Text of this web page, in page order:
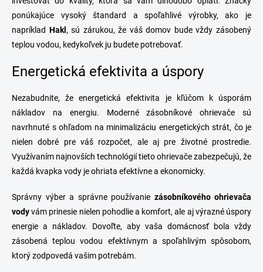
ponúkajúce vysoký štandard a spoľahlivé výrobky, ako je
napríklad Hakl, sú zárukou, že váš domov bude vždy zásobený
teplou vodou, kedykoľvek ju budete potrebovať.
Energetická efektivita a úspory
Nezabudnite, že energetická efektivita je kľúčom k úsporám
nákladov na energiu. Moderné zásobníkové ohrievače sú
navrhnuté s ohľadom na minimalizáciu energetických strát, čo je
nielen dobré pre váš rozpočet, ale aj pre životné prostredie.
Využívaním najnovších technológií tieto ohrievače zabezpečujú, že
každá kvapka vody je ohriata efektívne a ekonomicky.
Správny výber a správne používanie zásobníkového ohrievača
vodyvám prinesie nielen pohodlie a komfort, ale aj výrazné úspory
energie a nákladov. Dovoľte, aby vaša domácnosť bola vždy
zásobená teplou vodou efektívnym a spoľahlivým spôsobom,
ktorý zodpovedá vašim potrebám.